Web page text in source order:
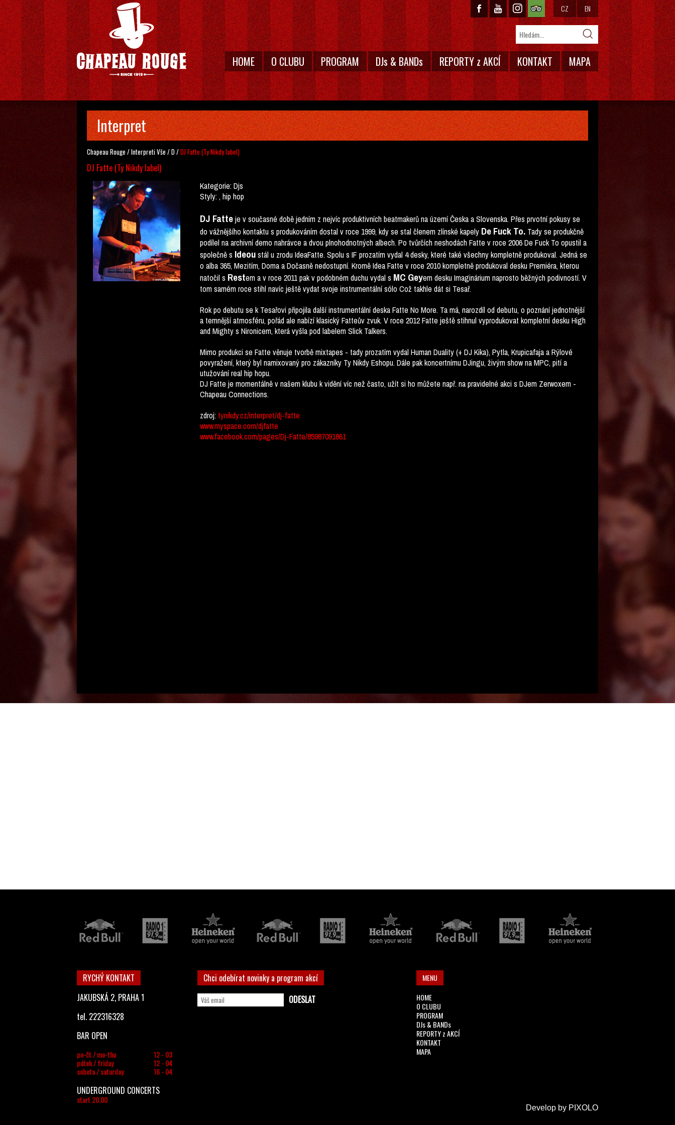
HOME O CLUBU PROGRAM DJs & BANDs REPORTY z AKCÍ KONTAKT MAPA
CZ EN
Interpret
Chapeau Rouge /InterpretiVše /D/DJ Fatte (Ty Nikdy label)
DJ Fatte (Ty Nikdy label)
Kategorie:Djs
Styly:, hip hop
DJ Fatteje v současné době jedním z nejvíc produktivních beatmakerů na území Česka a Slovenska. Přes prvotní pokusy se
do vážnějšího kontaktu s produkováním dostal v roce 1999, kdy se stal členem zlínské kapely De Fuck To. Tady se produkčně
podílel na archivní demo nahrávce a dvou plnohodnotných albech. Po tvůrčích neshodách Fatte v roce 2006 De Fuck To opustil a
společně s Ideoustál u zrodu IdeaFatte. Spolu s IF prozatím vydal 4 desky, které také všechny kompletně produkoval. Jedná se
o alba365, Mezitím, Doma a Dočasně nedostupní. Kromě Idea Fatte v roce 2010 kompletně produkoval desku Premiéra, kterou
natočil s Restem a v roce 2011 pak v podobném duchu vydal s MC Geyem desku Imaginárium naprosto běžných podivností. V
tom samém roce stihl navíc ještě vydat svoje instrumentální sólo Což takhle dát si Tesař.
Rok po debutu se k Tesařovi připojila další instrumentální deskaFatte No More. Ta má, narozdíl od debutu, o poznání jednotnější
a temnější atmosféru, pořád ale nabízí klasický Fatteův zvuk. V roce 2012 Fatte ještě stihnul vyprodukovat kompletní desku High
and Mighty s Nironicem, která vyšla pod labelem Slick Talkers.
Mimo produkci se Fatte věnuje tvorbě mixtapes - tady prozatím vydal Human Duality (+ DJ Kika), Pytla, Krupicafaja a Rýlové
povyražení, který byl namixovaný pro zákazníky Ty Nikdy Eshopu. Dále pak koncertnímu DJingu, živým show na MPC, pití a
utužování real hip hopu.
DJ Fatte je momentálně v našem klubu k vidění víc než často, užít si ho můžete např. na pravidelné akci s DJem Zerwoxem -
Chapeau Connections.
zdroj: tynikdy.cz/interpret/dj-fatte
www.myspace.com/djfatte
www.facebook.com/pages/Dj-Fatte/85987091861
RYCHÝ KONTAKT
JAKUBSKÁ 2, PRAHA 1
tel. 222316328
BAR OPEN
po-čt / mo-thu
12 - 03
pátek / friday
12 - 04
sobota / saturday
16 - 04
UNDERGROUND CONCERTS
start 20.00
Chci odebírat novinky a program akcí
MENU
HOME
O CLUBU
PROGRAM
DJs & BANDs
REPORTY z AKCÍ
KONTAKT
MAPA
Develop by PIXOLO